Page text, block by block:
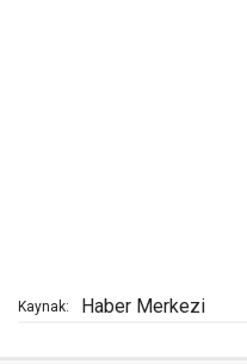
Kaynak: Haber Merkezi